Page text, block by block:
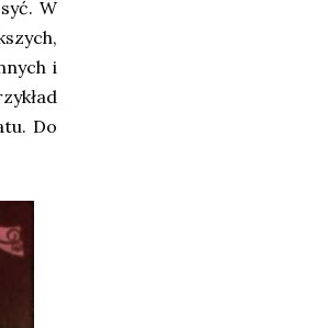
W
i
Do